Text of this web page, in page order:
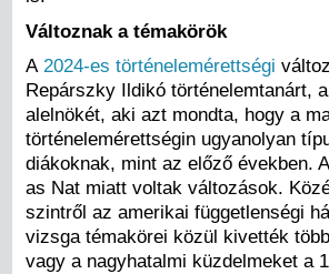
Változnak a témakörök
A 2024-es történelemérettségi
Repárszky Ildikó történelemtanárt,
alelnökét, aki azt mondta, hogy a
történelemérettségin ugyanolyan
diákoknak, mint az előző években.
as Nat miatt voltak változások.
szintről az amerikai függetlenségi
vizsga témakörei közül kivették
vagy a nagyhatalmi küzdelmeket a